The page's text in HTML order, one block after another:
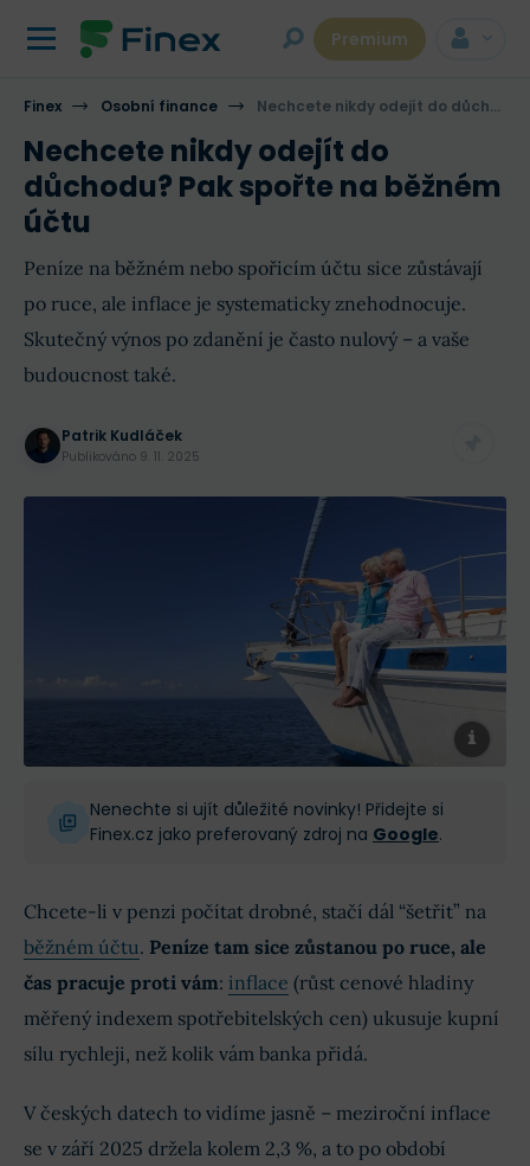
Premium
Finex Osobní finance Nechcete nikdy odejít do důchodu? Pak spořte na běžném účtu
Nechcete nikdy odejít do
důchodu? Pak spořte na běžném
účtu
Peníze na běžném nebo spořicím účtu sice zůstávají
po ruce, ale inflace je systematicky znehodnocuje.
Skutečný výnos po zdanění je často nulový – a vaše
budoucnost také.
Patrik Kudláček
Publikováno 9. 11. 2025
Nenechte si ujít důležité novinky! Přidejte si
Finex.cz jako preferovaný zdroj na Google.
Chcete-li v penzi počítat drobné, stačí dál “šetřit” na
běžném účtu. Peníze tam sice zůstanou po ruce, ale
čas pracuje proti vám: inflace (růst cenové hladiny
měřený indexem spotřebitelských cen) ukusuje kupní
sílu rychleji, než kolik vám banka přidá.
V českých datech to vidíme jasně – meziroční inflace
se v září 2025 držela kolem 2,3 %, a to po období